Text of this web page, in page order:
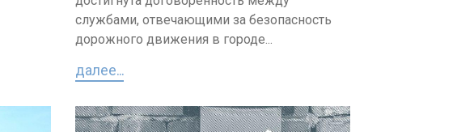
службами, отвечающими за безопасность
дорожного движения в городе...
далее...